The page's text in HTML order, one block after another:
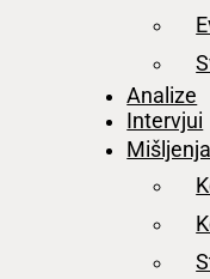
Analize
Intervjui
Mišljenja